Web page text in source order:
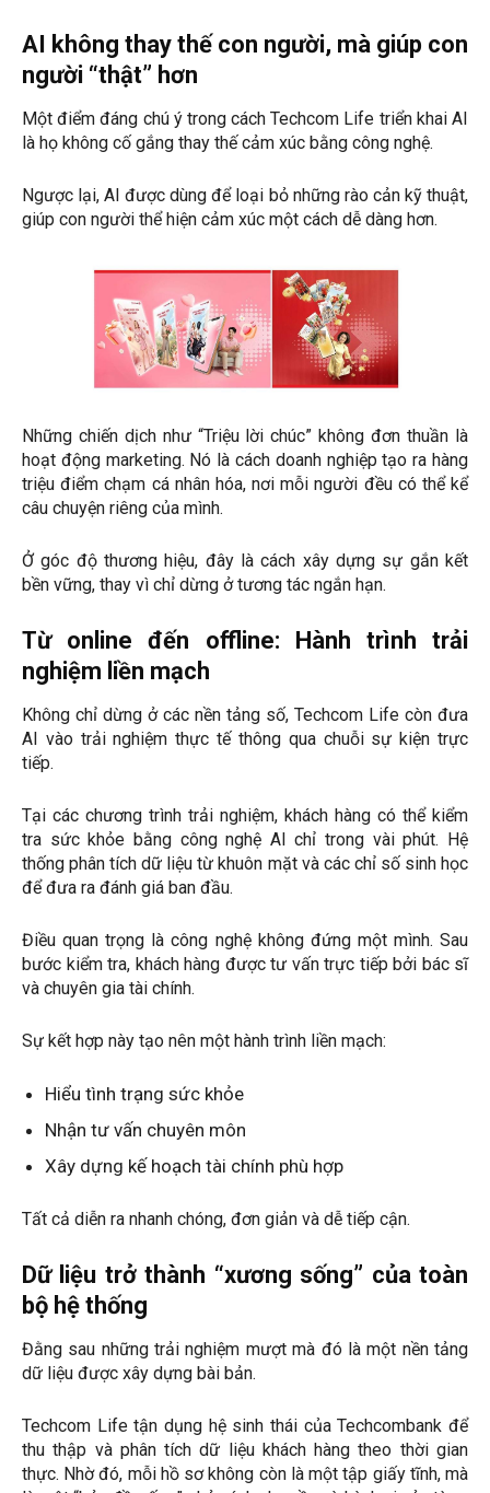
AI không thay thế con người, mà giúp con
người “thật” hơn
Một điểm đáng chú ý trong cách Techcom Life triển khai AI
là họ không cố gắng thay thế cảm xúc bằng công nghệ.
Ngược lại, AI được dùng để loại bỏ những rào cản kỹ thuật,
giúp con người thể hiện cảm xúc một cách dễ dàng hơn.
Những chiến dịch như “Triệu lời chúc” không đơn thuần là
hoạt động marketing. Nó là cách doanh nghiệp tạo ra hàng
triệu điểm chạm cá nhân hóa, nơi mỗi người đều có thể kể
câu chuyện riêng của mình.
Ở góc độ thương hiệu, đây là cách xây dựng sự gắn kết
bền vững, thay vì chỉ dừng ở tương tác ngắn hạn.
Từ online đến offline: Hành trình trải
nghiệm liền mạch
Không chỉ dừng ở các nền tảng số, Techcom Life còn đưa
AI vào trải nghiệm thực tế thông qua chuỗi sự kiện trực
tiếp.
Tại các chương trình trải nghiệm, khách hàng có thể kiểm
tra sức khỏe bằng công nghệ AI chỉ trong vài phút. Hệ
thống phân tích dữ liệu từ khuôn mặt và các chỉ số sinh học
để đưa ra đánh giá ban đầu.
Điều quan trọng là công nghệ không đứng một mình. Sau
bước kiểm tra, khách hàng được tư vấn trực tiếp bởi bác sĩ
và chuyên gia tài chính.
Sự kết hợp này tạo nên một hành trình liền mạch:
Hiểu tình trạng sức khỏe
Nhận tư vấn chuyên môn
Xây dựng kế hoạch tài chính phù hợp
Tất cả diễn ra nhanh chóng, đơn giản và dễ tiếp cận.
Dữ liệu trở thành “xương sống” của toàn
bộ hệ thống
Đằng sau những trải nghiệm mượt mà đó là một nền tảng
dữ liệu được xây dựng bài bản.
Techcom Life tận dụng hệ sinh thái của Techcombank để
thu thập và phân tích dữ liệu khách hàng theo thời gian
thực. Nhờ đó, mỗi hồ sơ không còn là một tập giấy tĩnh, mà